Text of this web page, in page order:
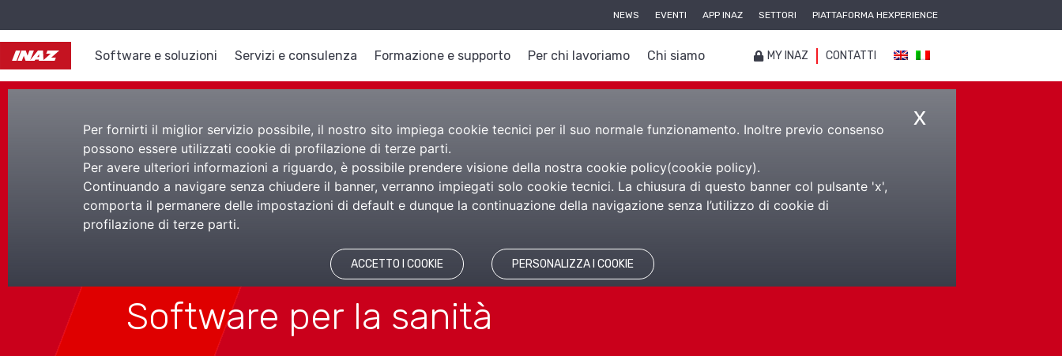
NEWS EVENTI APP INAZ SETTORI PIATTAFORMA HEXPERIENCE
Software e soluzioni Servizi e consulenza Formazione e supporto Per chi lavoriamo Chi siamo MY INAZ CONTATTI
x
Per fornirti il miglior servizio possibile, il nostro sito impiega cookie tecnici per il suo normale funzionamento. Inoltre previo consenso
possono essere utilizzati cookie di profilazione di terze parti.
Per avere ulteriori informazioni a riguardo, è possibile prendere visione della nostra cookie policy(cookie policy).
Continuando a navigare senza chiudere il banner, verranno impiegati solo cookie tecnici. La chiusura di questo banner col pulsante 'x',
comporta il permanere delle impostazioni di default e dunque la continuazione della navigazione senza l’utilizzo di cookie di
profilazione di terze parti.
ACCETTO I COOKIE PERSONALIZZA I COOKIE
Gestione Professionisti
Sanitari
Software per la sanità